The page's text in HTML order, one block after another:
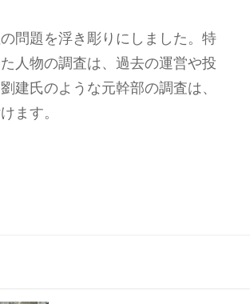
問題を浮き彫りにしました。特
人物の調査は、過去の運営や投
建氏のような元幹部の調査は、
ます。